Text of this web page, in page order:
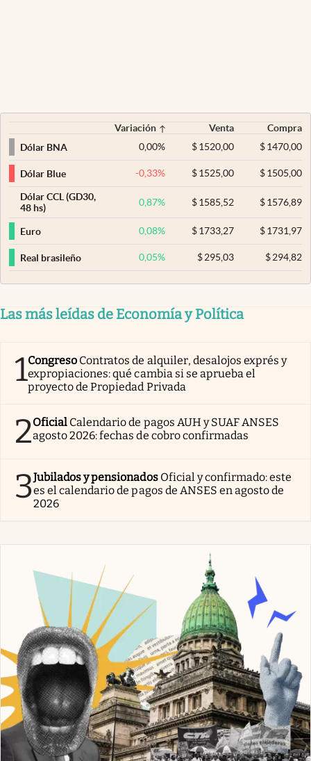
Variación Venta
Compra
Dólar BNA
0,00% $ 1520,00 $1470,00
Dólar Blue -0,33% $ 1525,00 $1505,00
Dólar CCL (GD30,
48 hs)
0,87% $ 1585,52 $1576,89
Euro 0,08% $ 1733,27 $1731,97
Real brasileño 0,05% $295,03 $294,82
Las más leídas de Economía y Política
1Congreso Contratos de alquiler, desalojos exprés y
expropiaciones: qué cambia si se aprueba el
proyecto de Propiedad Privada
2Oficial Calendario de pagos AUH y SUAF ANSES
agosto 2026: fechas de cobro confirmadas
3Jubilados y pensionados Oficial y confirmado: este
es el calendario de pagos de ANSES en agosto de
2026